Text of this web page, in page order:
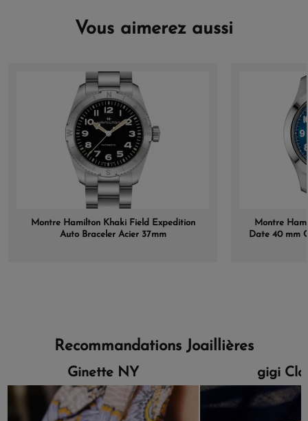
Vous aimerez aussi
Montre Hamilton Khaki Field Expedition
Auto Braceler Acier 37mm
Montre
Date 40 mm
Recommandations Joaillières
Ginette NY gigi